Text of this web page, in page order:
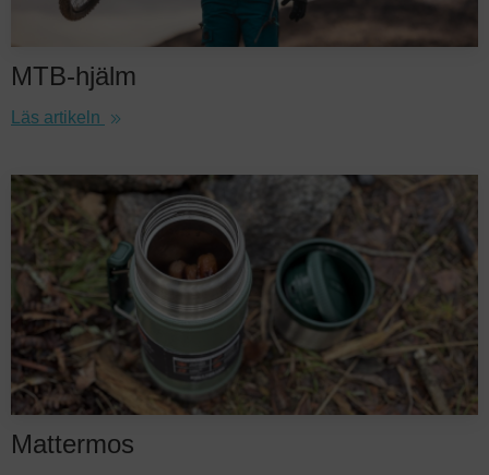
MTB-hjälm
Läs artikeln
Mattermos